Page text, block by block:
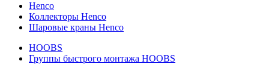
Henco
Коллекторы Henco
Шаровые краны Henco
HOOBS
Группы быстрого монтажа HOOBS